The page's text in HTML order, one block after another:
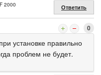
2000
Ответить
0
установке правильно
проблем не будет.